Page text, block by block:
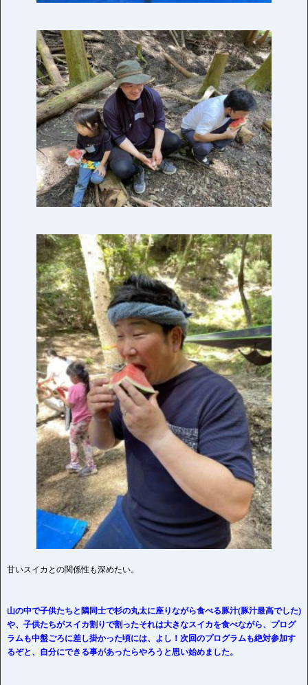
甘いスイカとの関係性も深めたい。
山の中で子供たちと隣同士で杉の丸太に座りながら食べる豚汁(豚汁最高でした)
や、子供たちがスイカ割りで割ったそれは大きなスイカを食べながら、プログ
ラムも中盤ごろに差し掛かった頃には、よし！次回のプログラムも絶対参加す
るぞと、自分にできる事があったらやろうと思い始めました。